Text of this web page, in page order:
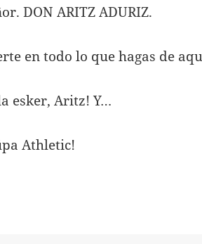
DON ARITZ ADURIZ.
en todo lo que hagas de
esker, Aritz! Y…
Athletic!